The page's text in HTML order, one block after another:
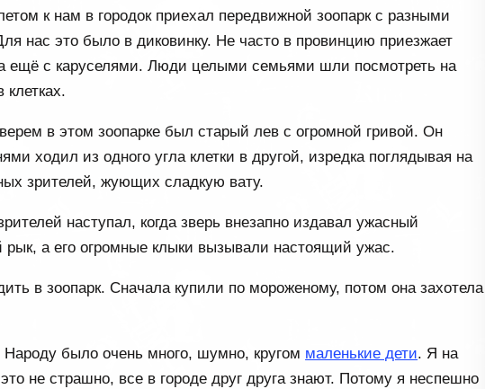
к нам в городок приехал передвижной зоопарк с разными
нас это было в диковинку. Не часто в провинцию приезжает
ещё с каруселями. Люди целыми семьями шли посмотреть на
клетках.
в этом зоопарке был старый лев с огромной гривой. Он
ходил из одного угла клетки в другой, изредка поглядывая на
зрителей, жующих сладкую вату.
наступал, когда зверь внезапно издавал ужасный
рык, а его огромные клыки вызывали настоящий ужас.
в зоопарк. Сначала купили по мороженому, потом она захотела
было очень много, шумно, кругом маленькие дети. Я на
не страшно, все в городе друг друга знают. Потому я неспешно